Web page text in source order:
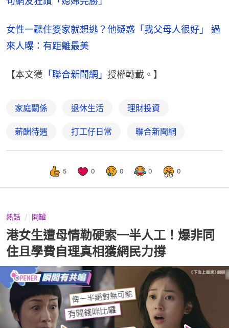
女性一聽住婆家就想逃？他疑惑「我父母人很好」 過
來人曝：有距離最美
【本文獲 「聯合新聞網」 授權轉載。】
家庭關係 退休生活 理財投資
薪酬待遇 打工仔日常 聯合新聞網
5 0 0 0 0
熱話 開罐
港女生遭母情勒硬索一半人工！爆非同
住且學費自理真相獲網民力撐